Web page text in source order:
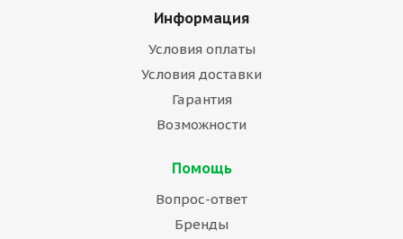
Информация
Условия оплаты
Условия доставки
Гарантия
Возможности
Помощь
Вопрос-ответ
Бренды